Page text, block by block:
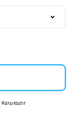
Karşılaştır